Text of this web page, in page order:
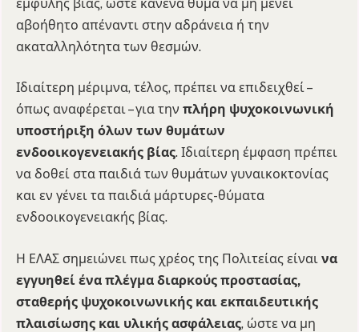
έμφυλης βίας, ώστε κανένα θύμα να μη μένει
αβοήθητο απέναντι στην αδράνεια ή την
ακαταλληλότητα των θεσμών.
Ιδιαίτερη μέριμνα, τέλος, πρέπει να επιδειχθεί –
όπως αναφέρεται – για την πλήρη ψυχοκοινωνική
υποστήριξη όλων των θυμάτων
ενδοοικογενειακής βίας. Ιδιαίτερη έμφαση πρέπει
να δοθεί στα παιδιά των θυμάτων γυναικοκτονίας
και εν γένει τα παιδιά μάρτυρες-θύματα
ενδοοικογενειακής βίας.
Η ΕΛΑΣ σημειώνει πως χρέος της Πολιτείας είναι να
εγγυηθεί ένα πλέγμα διαρκούς προστασίας,
σταθερής ψυχοκοινωνικής και εκπαιδευτικής
πλαισίωσης και υλικής ασφάλειας, ώστε να μη